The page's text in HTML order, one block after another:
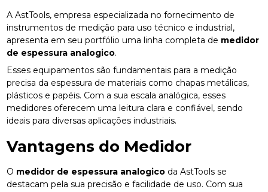
A AstTools, empresa especializada no fornecimento de
instrumentos de medição para uso técnico e industrial,
apresenta em seu portfólio uma linha completa de medidor
de espessura analogico.
Esses equipamentos são fundamentais para a medição
precisa da espessura de materiais como chapas metálicas,
plásticos e papéis. Com a sua escala analógica, esses
medidores oferecem uma leitura clara e confiável, sendo
ideais para diversas aplicações industriais.
Vantagens do Medidor
O medidor de espessura analogico da AstTools se
destacam pela sua precisão e facilidade de uso. Com sua